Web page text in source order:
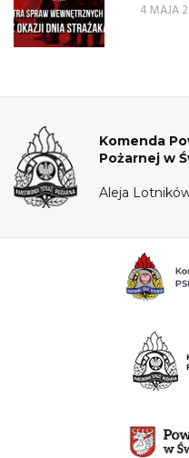
4 MAJA
Komenda
Pożarnej w
Aleja